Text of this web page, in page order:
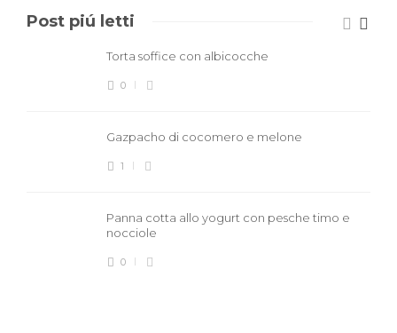
Post piú letti
Torta soffice con albicocche
0
Gazpacho di cocomero e melone
1
Panna cotta allo yogurt con pesche timo e
nocciole
0